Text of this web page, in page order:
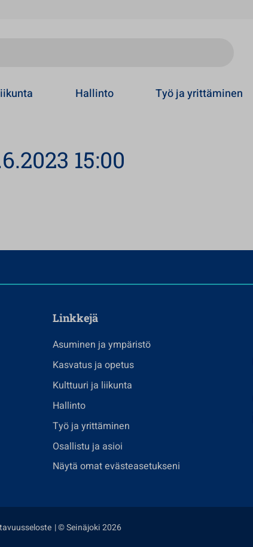
Hallinto Työ ja yrittäminen
15:00
Linkkejä
Asuminen ja ympäristö
Kasvatus ja opetus
Kulttuuri ja liikunta
Hallinto
Työ ja yrittäminen
Osallistu ja asioi
Näytä omat evästeasetukseni
| © Seinäjoki 2026